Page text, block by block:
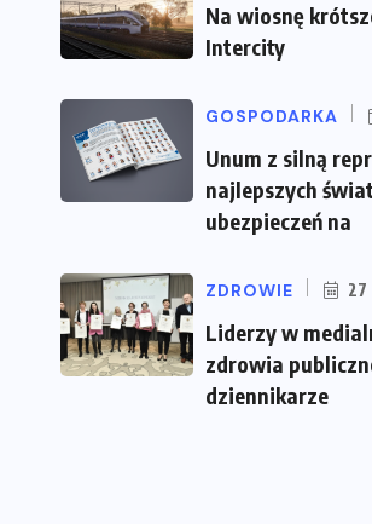
Na wiosnę
Intercity
GOSPODARKA
Unum z silną
najlepszych
ubezpieczeń na
ZDROWIE 27
Liderzy w
zdrowia
dziennikarze